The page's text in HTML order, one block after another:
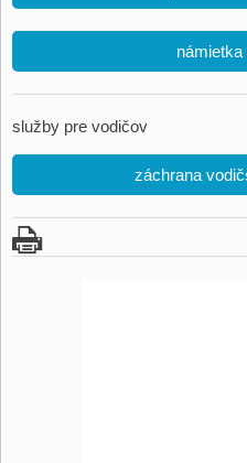
služby pre vodičov
záchrana